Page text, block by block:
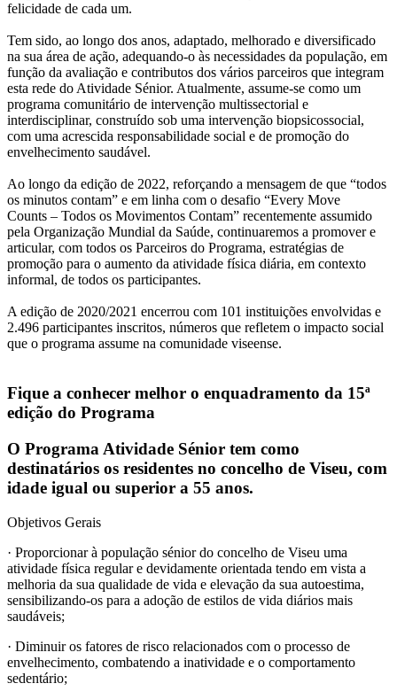
felicidade de cada um.
Tem sido, ao longo dos anos, adaptado, melhorado e diversificado
na sua área de ação, adequando-o às necessidades da população, em
função da avaliação e contributos dos vários parceiros que integram
esta rede do Atividade Sénior. Atualmente, assume-se como um
programa comunitário de intervenção multissectorial e
interdisciplinar, construído sob uma intervenção biopsicossocial,
com uma acrescida responsabilidade social e de promoção do
envelhecimento saudável.
Ao longo da edição de 2022, reforçando a mensagem de que “todos
os minutos contam” e em linha com o desafio “Every Move
Counts – Todos os Movimentos Contam” recentemente assumido
pela Organização Mundial da Saúde, continuaremos a promover e
articular, com todos os Parceiros do Programa, estratégias de
promoção para o aumento da atividade física diária, em contexto
informal, de todos os participantes.
A edição de 2020/2021 encerrou com 101 instituições envolvidas e
2.496 participantes inscritos, números que refletem o impacto social
que o programa assume na comunidade viseense.
Fique a conhecer melhor o enquadramento da 15ª
edição do Programa
O Programa Atividade Sénior tem como
destinatários os residentes no concelho de Viseu, com
idade igual ou superior a 55 anos.
Objetivos Gerais
· Proporcionar à população sénior do concelho de Viseu uma
atividade física regular e devidamente orientada tendo em vista a
melhoria da sua qualidade de vida e elevação da sua autoestima,
sensibilizando-os para a adoção de estilos de vida diários mais
saudáveis;
· Diminuir os fatores de risco relacionados com o processo de
envelhecimento, combatendo a inatividade e o comportamento
sedentário;